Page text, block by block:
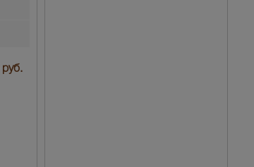
руб.